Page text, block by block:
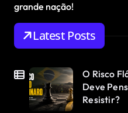
grande nação!
Latest Posts
O Risco
Deve
Resistir?